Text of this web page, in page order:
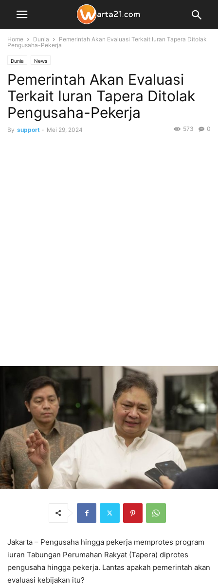
Home Dunia
Pemerintah Akan Evaluasi Terkait Iuran Tapera Ditolak
Pengusaha-Pekerja
Dunia News
Pemerintah Akan Evaluasi
Terkait Iuran Tapera Ditolak
Pengusaha-Pekerja
By support - Mei 29, 2024 0
573
Jakarta – Pengusaha hingga pekerja memprotes program
iuran Tabungan Perumahan Rakyat (Tapera) diprotes
pengusaha hingga pekerja. Lantas apakah pemerintah akan
evaluasi kebijakan itu?